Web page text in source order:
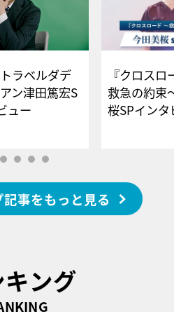
トラベルダデ
ン津田篤宏S
ビュー
『クロス
救急の約束
桜SPイ
事をもっと見る
ング